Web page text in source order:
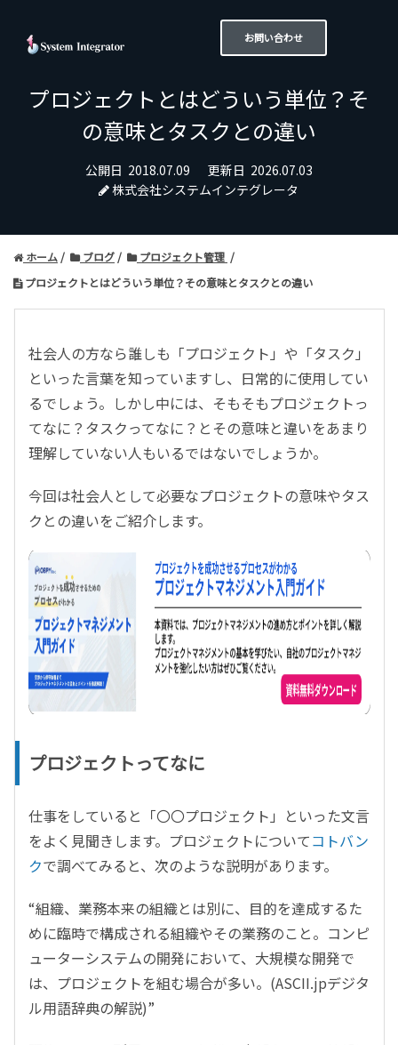
お問い合わせ
プロジェクトとはどういう単位？そ
の意味とタスクとの違い
公開日 2018.07.09 更新日 2026.07.03
株式会社システムインテグレータ
ホーム ブログ
プロジェクト管理
プロジェクトとはどういう単位？その意味とタスクとの違い
社会人の方なら誰しも「プロジェクト」や「タスク」
といった言葉を知っていますし、日常的に使用してい
るでしょう。しかし中には、そもそもプロジェクトっ
てなに？タスクってなに？とその意味と違いをあまり
理解していない人もいるではないでしょうか。
今回は社会人として必要なプロジェクトの意味やタス
クとの違いをご紹介します。
プロジェクトってなに
仕事をしていると「〇〇プロジェクト」といった文言
をよく見聞きします。プロジェクトについてコトバン
クで調べてみると、次のような説明があります。
“組織、業務本来の組織とは別に、目的を達成するた
めに臨時で構成される組織やその業務のこと。コンピ
ューターシステムの開発において、大規模な開発で
は、プロジェクトを組む場合が多い。(ASCII.jpデジタ
ル用語辞典の解説)”